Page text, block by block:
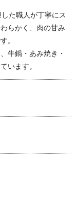
た職人が丁寧にス
らかく、肉の甘み
。
牛鍋・あみ焼き・
います。